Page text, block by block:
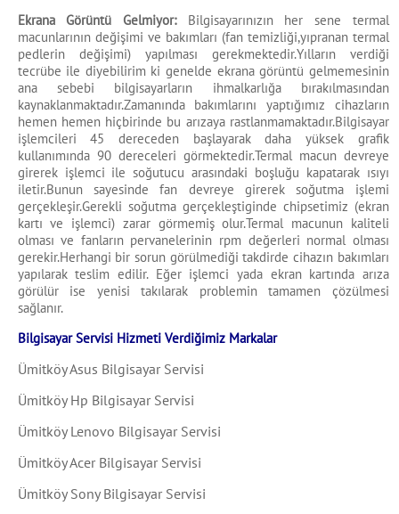
Ekrana Görüntü Gelmiyor:Bilgisayarınızın her sene termal
macunlarının değişimi ve bakımları (fan temizliği,yıpranan termal
pedlerin değişimi) yapılması gerekmektedir.Yılların verdiği
tecrübe ile diyebilirim ki genelde ekrana görüntü gelmemesinin
ana sebebi bilgisayarların ihmalkarlığa bırakılmasından
kaynaklanmaktadır.Zamanında bakımlarını yaptığımız cihazların
hemen hemen hiçbirinde bu arızaya rastlanmamaktadır.Bilgisayar
işlemcileri 45 dereceden başlayarak daha yüksek grafik
kullanımında 90 dereceleri görmektedir.Termal macun devreye
girerek işlemci ile soğutucu arasındaki boşluğu kapatarak ısıyı
iletir.Bunun sayesinde fan devreye girerek soğutma işlemi
gerçekleşir.Gerekli soğutma gerçekleştiginde chipsetimiz (ekran
kartı ve işlemci) zarar görmemiş olur.Termal macunun kaliteli
olması ve fanların pervanelerinin rpm değerleri normal olması
gerekir.Herhangi bir sorun görülmediği takdirde cihazın bakımları
yapılarak teslim edilir. Eğer işlemci yada ekran kartında arıza
görülür ise yenisi takılarak problemin tamamen çözülmesi
sağlanır.
Bilgisayar Servisi Hizmeti Verdiğimiz Markalar
Ümitköy Asus Bilgisayar Servisi
Ümitköy Hp Bilgisayar Servisi
Ümitköy Lenovo Bilgisayar Servisi
Ümitköy Acer Bilgisayar Servisi
Ümitköy Sony Bilgisayar Servisi